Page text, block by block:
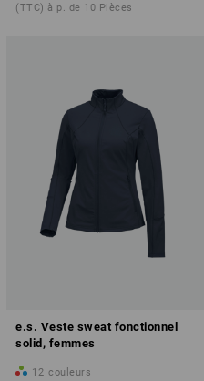
(TTC) à p. de 10 Pièces
e.s. Veste sweat fonctionnel
solid, femmes
12 couleurs